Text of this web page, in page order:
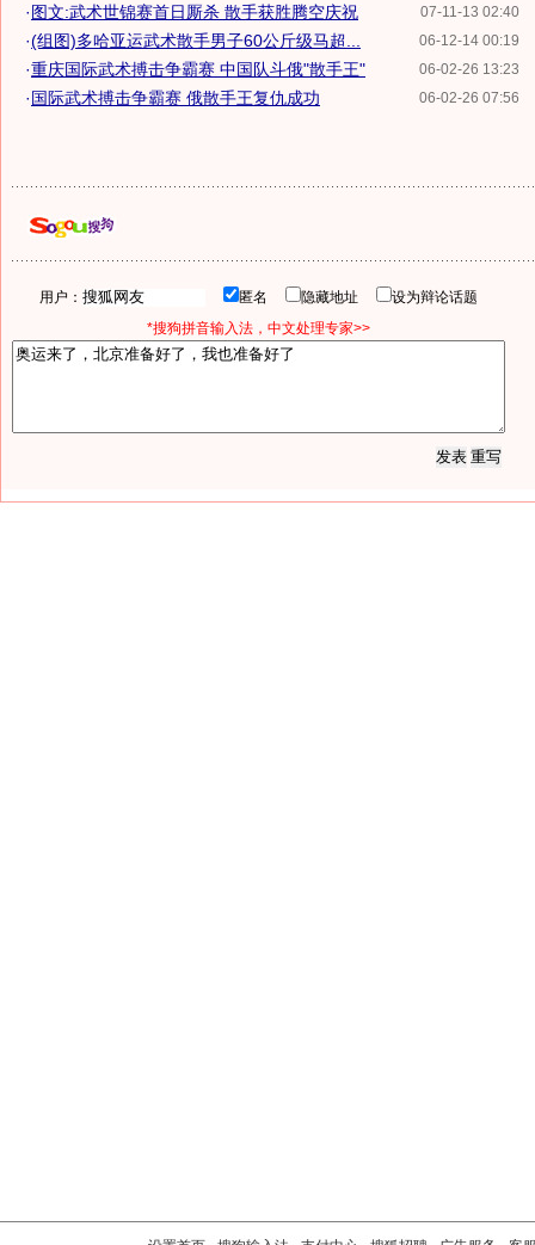
07-11-13 02:40
·图文:武术世锦赛首日厮杀 散手获胜腾空庆祝
06-12-14 00:19
·(组图)多哈亚运武术散手男子60公斤级马超...
06-02-26 13:23
·重庆国际武术搏击争霸赛 中国队斗俄"散手王"
06-02-26 07:56
·国际武术搏击争霸赛 俄散手王复仇成功
用户： 匿名 隐藏地址
设为辩论话题
*搜狗拼音输入法，中文处理专家>>